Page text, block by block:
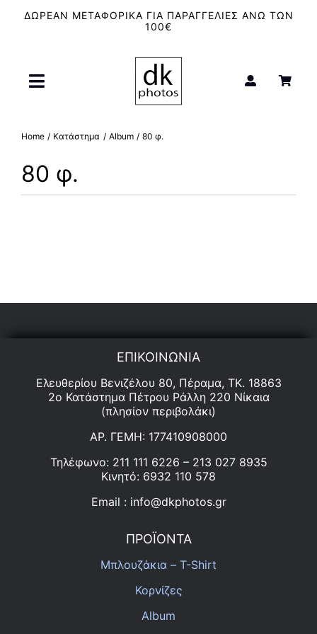
ΔΩΡΕΑΝ ΜΕΤΑΦΟΡΙΚΑ ΓΙΑ ΠΑΡΑΓΓΕΛΙΕΣ ΑΝΩ ΤΩΝ
100€
Toggle
Αρχική
Μπλουζάκια – T-Shirt
Φιλμ
Επικοινωνία
Home Κατάστημα Album 80 φ.
80 φ.
ΕΠΙΚΟΙΝΩΝΙΑ
Ελευθερίου Βενιζέλου 80, Πέραμα, ΤΚ. 18863
2ο Κατάστημα Πέτρου Ράλλη 220 Νίκαια
(πλησίον περιβολάκι)
ΑΡ. ΓΕΜΗ: 177410908000
Τηλέφωνο: 211 111 6226 – 213 027 8935
Κινητό: 6932 110 578
Email : info@dkphotos.gr
ΠΡΟΪΟΝΤΑ
Μπλουζάκια – T-Shirt
Κορνίζες
Album